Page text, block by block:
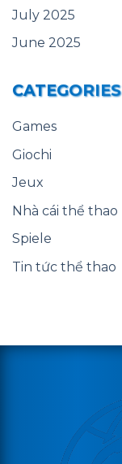
July 2025
June 2025
CATEGORIES
Games
Giochi
Jeux
Nhà cái thể thao
Spiele
Tin tức thể thao